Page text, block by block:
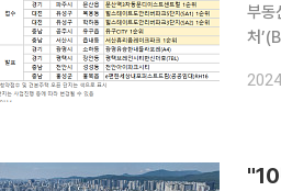
부동
처
첨자